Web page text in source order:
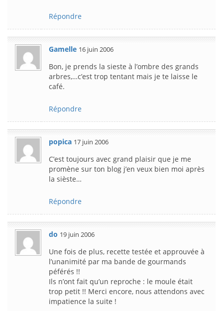
Répondre
Gamelle 16 juin 2006
Bon, je prends la sieste à l’ombre des grands
arbres,…c’est trop tentant mais je te laisse le
café.
Répondre
popica 17 juin 2006
C’est toujours avec grand plaisir que je me
promène sur ton blog j’en veux bien moi après
la sièste…
Répondre
do 19 juin 2006
Une fois de plus, recette testée et approuvée à
l’unanimité par ma bande de gourmands
péférés !!
Ils n’ont fait qu’un reproche : le moule était
trop petit !! Merci encore, nous attendons avec
impatience la suite !